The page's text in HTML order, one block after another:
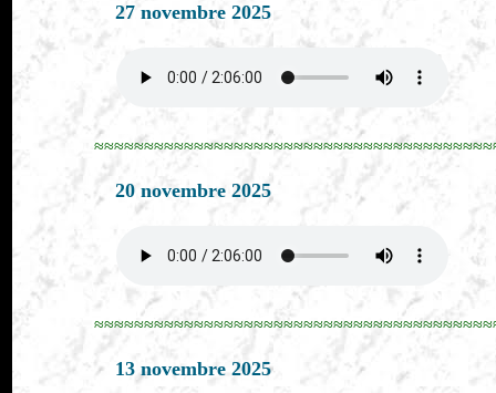
27 novembre 2025
20 novembre 2025
13 novembre 2025